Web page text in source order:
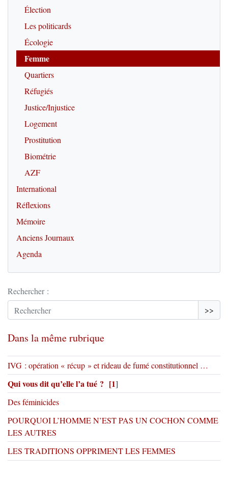
Élection
Les politicards
Écologie
Femme
Quartiers
Réfugiés
Justice/Injustice
Logement
Prostitution
Biométrie
AZF
International
Réflexions
Mémoire
Anciens Journaux
Agenda
Rechercher :
>>
Dans la même rubrique
IVG : opération « récup » et rideau de fumé constitutionnel …
Qui vous dit qu’elle l’a tué ? [1]
Des féminicides
POURQUOI L’HOMME N’EST PAS UN COCHON COMME
LES AUTRES
LES TRADITIONS OPPRIMENT LES FEMMES